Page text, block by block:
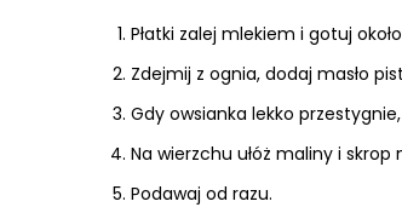
Płatki zalej mlekiem i gotuj
Zdejmij z ognia, dodaj masło
Gdy owsianka lekko
Na wierzchu ułóż maliny i skrop
Podawaj od razu.